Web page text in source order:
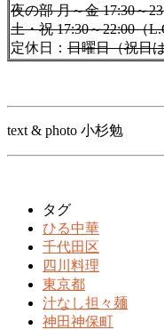
夜の部 月～金 17:30～
土・祝 17:30～22:00（
定休日： 日曜日（祝日
text & photo 小杉勉
タグ
ひる中華
千代田区
四川料理
東京都
汁なし担々麺
神田神保町